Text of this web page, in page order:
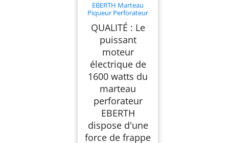
EBERTH Marteau
Piqueur Perforateur
Burineur électrique
1600W (230V, 1800
coups/min, 36-42
Joules, SDS HEX Prise
Hexagonale 30mm,
Poignée Robuste,
Burin Plat & Pointu
Inclus, Coffret)
QUALITÉ : Le
puissant
moteur
électrique de
1600 watts du
marteau
perforateur
EBERTH
dispose d'une
force de frappe